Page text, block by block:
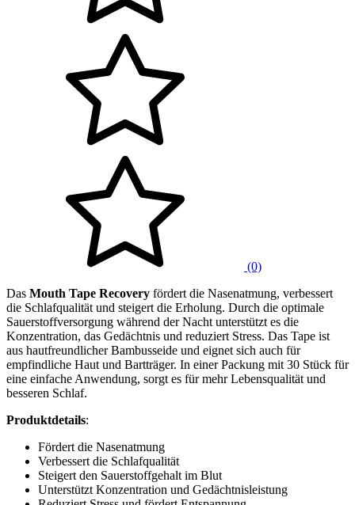
(0)
Das Mouth Tape Recovery fördert die Nasenatmung, verbessert
die Schlafqualität und steigert die Erholung. Durch die optimale
Sauerstoffversorgung während der Nacht unterstützt es die
Konzentration, das Gedächtnis und reduziert Stress. Das Tape ist
aus hautfreundlicher Bambusseide und eignet sich auch für
empfindliche Haut und Bartträger. In einer Packung mit 30 Stück für
eine einfache Anwendung, sorgt es für mehr Lebensqualität und
besseren Schlaf.
Produktdetails:
Fördert die Nasenatmung
Verbessert die Schlafqualität
Steigert den Sauerstoffgehalt im Blut
Unterstützt Konzentration und Gedächtnisleistung